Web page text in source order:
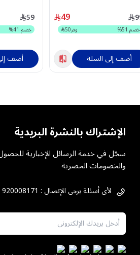
49
خصم 51
% وفر50
أضف إلى السلة
59
خصم 41
%
أضف
الإشتراك بالنشرة البريدية
سجّل في خدمة الرسائل الإخبارية
والخصومات الحصرية
لأى أسئلة يرجى الإتصال : 920008171